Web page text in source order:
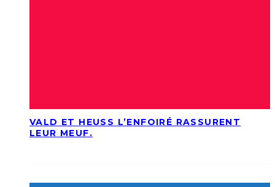
VALD ET HEUSS L’ENFOIRÉ RASSURENT
LEUR MEUF.